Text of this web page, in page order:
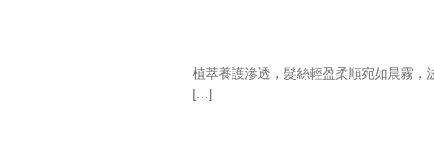
植萃養護滲透，髮絲輕盈柔順宛如晨霧，
[…]